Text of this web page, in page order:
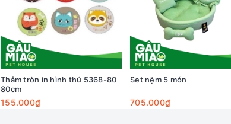
Thảm tròn in hình thú 5368-80
80cm
155.000₫
Set nệm 5 món
705.000₫